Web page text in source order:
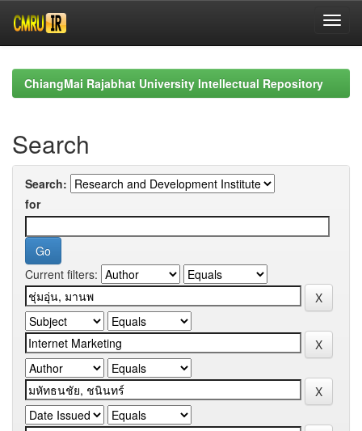
navigationChiangMai Rajabhat University Intellectual Repository
Search
Search:
for
Current filters: